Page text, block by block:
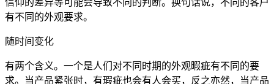
信仰的差异等可能会导致不同的判断。换句话说，不同的客户
有不同的外观要求。
随时间变化
有两个含义。一个是人们对不同时期的外观暇疵有不同的要
求。当产品紧张时，有瑕疵也会有人会买，反之亦然，当产品